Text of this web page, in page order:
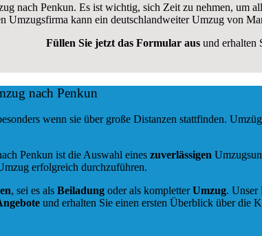
nach Penkun. Es ist wichtig, sich Zeit zu nehmen, um
Umzugsfirma kann ein deutschlandweiter Umzug von
Füllen Sie jetzt das Formular ausund erhalten
nach Penkun
wenn sie über große Distanzen stattfinden.
Penkun ist die Auswahl eines zuverlässigen
erfolgreich durchzuführen.
, sei es als Beiladung oder als kompletterUmzug. Unser
und erhalten Sie einen ersten Überblick über die